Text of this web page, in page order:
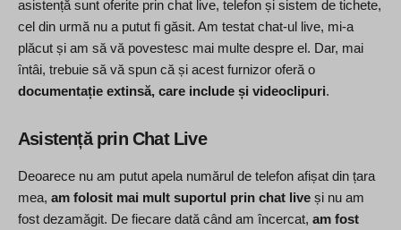
asistență sunt oferite prin chat live, telefon și sistem de tichete,
cel din urmă nu a putut fi găsit. Am testat chat-ul live, mi-a
plăcut și am să vă povestesc mai multe despre el. Dar, mai
întâi, trebuie să vă spun că și acest furnizor oferă o
documentație extinsă, care include și videoclipuri.
Asistență prin Chat Live
Deoarece nu am putut apela numărul de telefon afișat din țara
mea, am folosit mai mult suportul prin chat live și nu am
fost dezamăgit. De fiecare dată când am încercat, am fost